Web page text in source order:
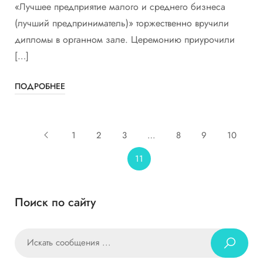
«Лучшее предприятие малого и среднего бизнеса
(лучший предприниматель)» торжественно вручили
дипломы в органном зале. Церемонию приурочили
[…]
ПОДРОБНЕЕ
1 2 3 … 8 9
10
11
Поиск по сайту